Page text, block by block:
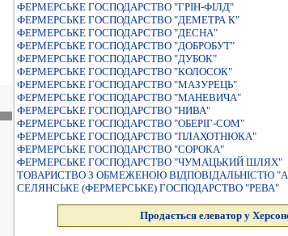
ФЕРМЕРСЬКЕ ГОСПОДАРСТВО "ГРIН-ФIЛД"
ФЕРМЕРСЬКЕ ГОСПОДАРСТВО "ДЕМЕТРА К"
ФЕРМЕРСЬКЕ ГОСПОДАРСТВО "ДЕСНА"
ФЕРМЕРСЬКЕ ГОСПОДАРСТВО "ДОБРОБУТ"
ФЕРМЕРСЬКЕ ГОСПОДАРСТВО "ДУБОК"
ФЕРМЕРСЬКЕ ГОСПОДАРСТВО "КОЛОСОК"
ФЕРМЕРСЬКЕ ГОСПОДАРСТВО "МАЗУРЕЦЬ"
ФЕРМЕРСЬКЕ ГОСПОДАРСТВО "МАНЕВИЧА"
ФЕРМЕРСЬКЕ ГОСПОДАРСТВО "НИВА"
ФЕРМЕРСЬКЕ ГОСПОДАРСТВО "ОБЕРIГ-СОМ"
ФЕРМЕРСЬКЕ ГОСПОДАРСТВО "ПЛАХОТНЮКА"
ФЕРМЕРСЬКЕ ГОСПОДАРСТВО "СОРОКА"
ФЕРМЕРСЬКЕ ГОСПОДАРСТВО "ЧУМАЦЬКИЙ ШЛЯХ"
ТОВАРИСТВО З ОБМЕЖЕНОЮ ВIДПОВIДАЛЬНIСТЮ
СЕЛЯНСЬКЕ (ФЕРМЕРСЬКЕ) ГОСПОДАРСТВО "РЕВА"
Продається елеватор у